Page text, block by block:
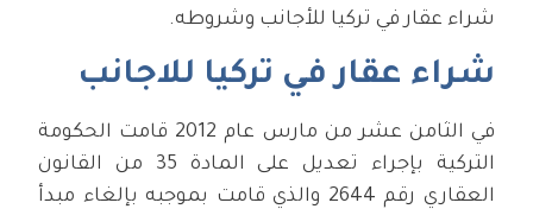
شراء عقار في تركيا للأجانب وشروطه.
شراء عقار في تركيا للاجانب
في الثامن عشر من مارس عام 2012 قامت الحكومة
التركية بإجراء تعديل على المادة 35 من القانون
العقاري رقم 2644 والذي قامت بموجبه بإلغاء مبدأ